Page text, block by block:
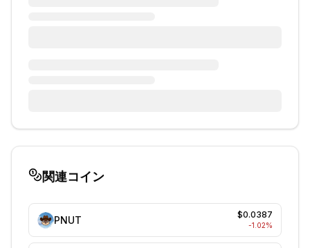
関連コイン
PNUT $0.0387
-1.02%